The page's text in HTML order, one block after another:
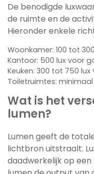
De benodigde
de ruimte en de
Hieronder enkele
Woonkamer: 100 tot
Kantoor: 500 lux voor
Keuken: 300 tot 750
Toiletruimtes:
Wat is het
lumen?
Lumen geeft de
lichtbron uitstraalt.
daadwerkelijk op